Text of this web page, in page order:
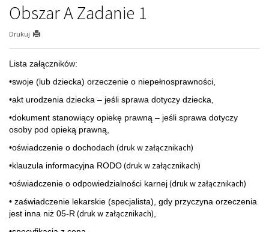
Obszar A Zadanie 1
Drukuj
Lista załączników:
•swoje (lub dziecka) orzeczenie o niepełnosprawności,
•akt urodzenia dziecka – jeśli sprawa dotyczy dziecka,
•dokument stanowiący opiekę prawną – jeśli sprawa dotyczy
osoby pod opieką prawną,
•oświadczenie o dochodach (druk w załącznikach)
•klauzula informacyjna RODO(druk w załącznikach)
•oświadczenie o odpowiedzialności karnej(druk w załącznikach)
• zaświadczenie lekarskie (specjalista), gdy przyczyna orzeczenia
jest inna niż 05-R (druk w załącznikach)